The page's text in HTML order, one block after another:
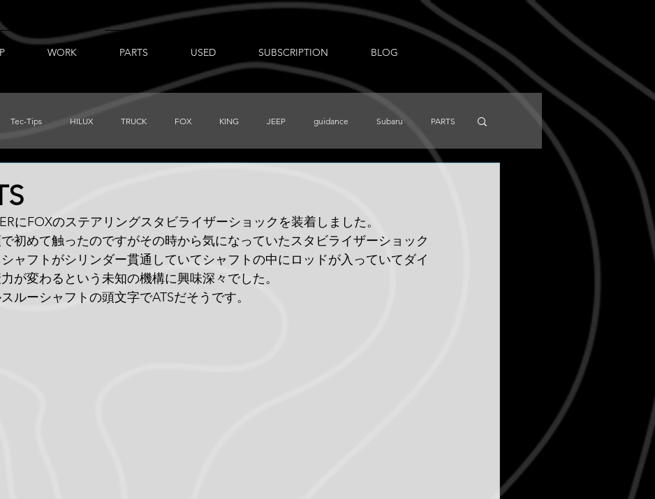
WORK PARTS USED SUBSCRIPTION BLOG
Tec-Tips HILUX TRUCK FOX KING JEEP guidance Subaru PARTS
PRERUNNER BajaDesigns
にFOXのステアリングスタビライザーショックを装着しました。
初めて触ったのですがその時から気になっていたスタビライザーショック
ャフトがシリンダー貫通していてシャフトの中にロッドが入っていてダイ
が変わるという未知の機構に興味深々でした。
ルーシャフトの頭文字でATSだそうです。